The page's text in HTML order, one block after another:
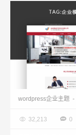
wordpress企业模板
wordpress企业主题 -
 32,213  0